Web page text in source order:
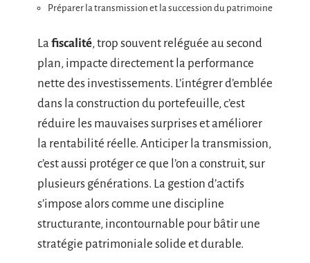
Préparer la transmission et la succession du patrimoine
La fiscalité, trop souvent reléguée au second
plan, impacte directement la performance
nette des investissements. L’intégrer d’emblée
dans la construction du portefeuille, c’est
réduire les mauvaises surprises et améliorer
la rentabilité réelle. Anticiper la transmission,
c’est aussi protéger ce que l’on a construit, sur
plusieurs générations. La gestion d’actifs
s’impose alors comme une discipline
structurante, incontournable pour bâtir une
stratégie patrimoniale solide et durable.